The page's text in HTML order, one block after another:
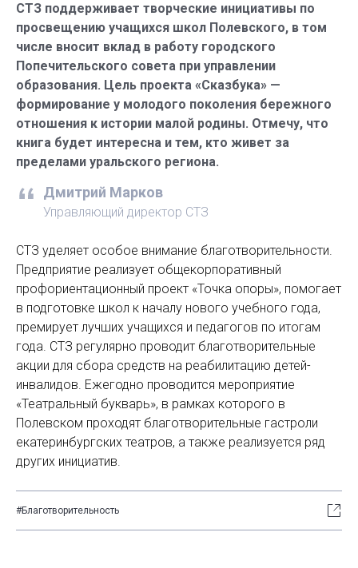
СТЗ поддерживает творческие инициативы по
просвещению учащихся школ Полевского, в том
числе вносит вклад в работу городского
Попечительского совета при управлении
образования. Цель проекта «Сказбука» —
формирование у молодого поколения бережного
отношения к истории малой родины. Отмечу, что
книга будет интересна и тем, кто живет за
пределами уральского региона.
Дмитрий Марков
Управляющий директор СТЗ
СТЗ уделяет особое внимание благотворительности.
Предприятие реализует общекорпоративный
профориентационный проект «Точка опоры», помогает
в подготовке школ к началу нового учебного года,
премирует лучших учащихся и педагогов по итогам
года. СТЗ регулярно проводит благотворительные
акции для сбора средств на реабилитацию детей-
инвалидов. Ежегодно проводится мероприятие
«Театральный букварь», в рамках которого в
Полевском проходят благотворительные гастроли
екатеринбургских театров, а также реализуется ряд
других инициатив.
#Благотворительность